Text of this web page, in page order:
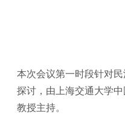
本次会议第一时段针对
探讨，由上海交通大学
教授主持。